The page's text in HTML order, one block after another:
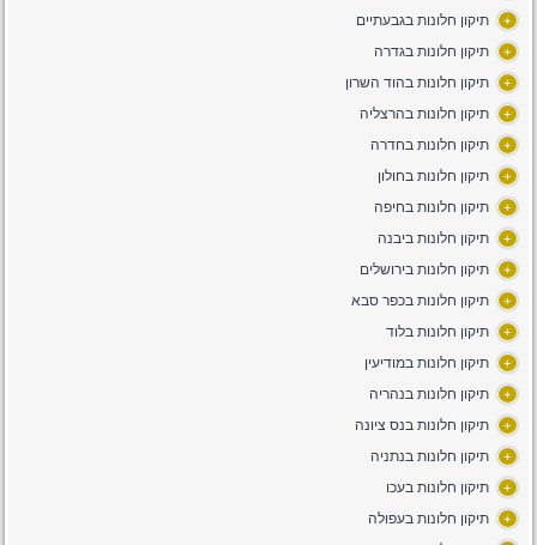
+ תיקון חלונות בגבעתיים
+ תיקון חלונות בגדרה
+ תיקון חלונות בהוד השרון
+ תיקון חלונות בהרצליה
+ תיקון חלונות בחדרה
+ תיקון חלונות בחולון
+ תיקון חלונות בחיפה
+ תיקון חלונות ביבנה
+ תיקון חלונות בירושלים
+ תיקון חלונות בכפר סבא
+ תיקון חלונות בלוד
+ תיקון חלונות במודיעין
+ תיקון חלונות בנהריה
+ תיקון חלונות בנס ציונה
+ תיקון חלונות בנתניה
+ תיקון חלונות בעכו
+ תיקון חלונות בעפולה